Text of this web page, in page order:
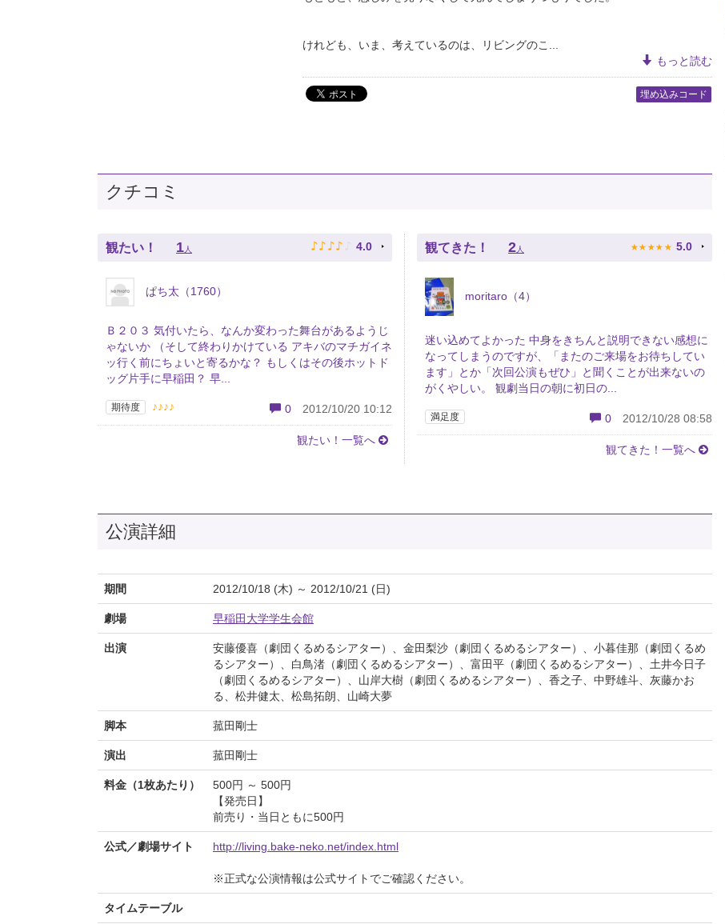
けれども、いま、考えているのは、リビングのこ...
もっと読む
埋め込みコード
クチコミ
観たい！ 1 人 ♪ ♪ ♪ ♪ ♪ 4.0
ぱち太（1760）
Ｂ２０３ 気付いたら、なんか変わった舞台があるようじ
ゃないか （そして終わりかけている アキバのマチガイネ
ッ行く前にちょいと寄るかな？ もしくはその後ホットド
ッグ片手に早稲田？ 早...
期待度 ♪♪♪♪ 0 2012/10/20 10:12
観たい！一覧へ
観てきた！ 2 人 ★ ★ ★ ★ ★ 5.0
moritaro（4）
迷い込めてよかった 中身をきちんと説明できない感想に
なってしまうのですが、「またのご来場をお待ちしてい
ます」とか「次回公演もぜひ」と聞くことが出来ないの
がくやしい。 観劇当日の朝に初日の...
満足度 0 2012/10/28 08:58
観てきた！一覧へ
公演詳細
期間 2012/10/18 (木) ～ 2012/10/21 (日)
劇場 早稲田大学学生会館
出演
安藤優喜（劇団くるめるシアター）、金田梨沙（劇団くるめるシアター）、小暮佳那（劇団くるめ
るシアター）、白鳥渚（劇団くるめるシアター）、富田平（劇団くるめるシアター）、土井今日子
（劇団くるめるシアター）、山岸大樹（劇団くるめるシアター）、香之子、中野雄斗、灰藤かお
る、松井健太、松島拓朗、山崎大夢
脚本 菰田剛士
演出 菰田剛士
料金（1枚あたり）
500円 ～ 500円
【発売日】
前売り・当日ともに500円
公式／劇場サイト http://living.bake-neko.net/index.html
※正式な公演情報は公式サイトでご確認ください。
タイムテーブル